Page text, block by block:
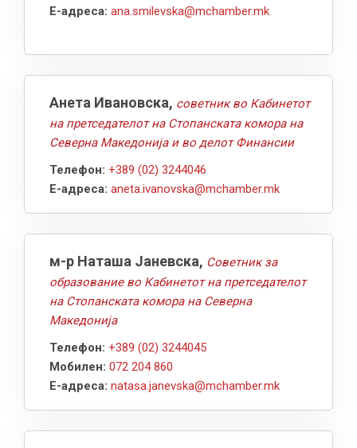
Е-адреса: ana.smilevska@mchamber.mk
Анета Ивановска, советник во Кабинетот
на претседателот на Стопанската комора на
Северна Македонија и во делот Финансии
Телефон: +389 (02) 3244046
Е-адреса: aneta.ivanovska@mchamber.mk
м-р Наташа Јаневска, Советник за
образование во Кабинетот на претседателот
на Стопанската комора на Северна
Македонија
Телефон: +389 (02) 3244045
Мобилен: 072 204 860
Е-адреса: natasa.janevska@mchamber.mk